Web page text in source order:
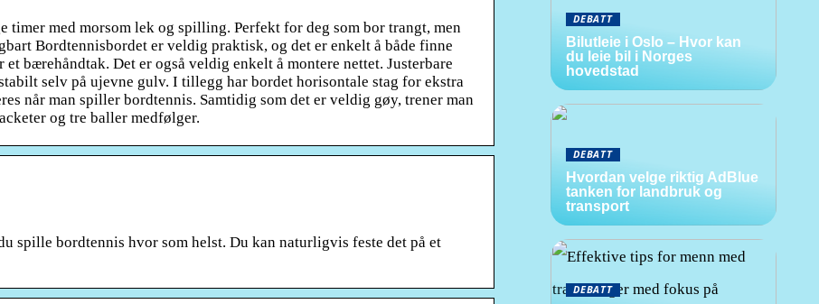
med morsom lek og spilling. Perfekt for deg som bor trangt, men
Bordtennisbordet er veldig praktisk, og det er enkelt å både finne
bærehåndtak. Det er også veldig enkelt å montere nettet. Justerbare
selv på ujevne gulv. I tillegg har bordet horisontale stag for ekstra
når man spiller bordtennis. Samtidig som det er veldig gøy, trener man
og tre baller medfølger.
spille bordtennis hvor som helst. Du kan naturligvis feste det på et
DEBATT
Bilutleie i Oslo – Hvor kan
du leie bil i Norges
hovedstad
DEBATT
Hvordan velge riktig AdBlue
tanken for landbruk og
transport
DEBATT